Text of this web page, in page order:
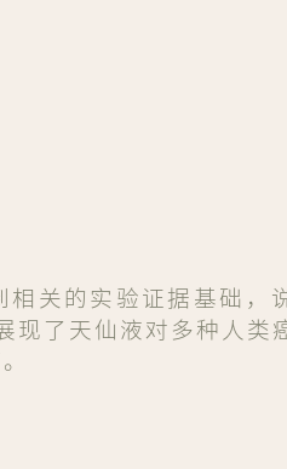
关的实验证据基础，
了天仙液对多种人类